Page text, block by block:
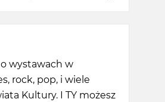
wystawach w
rock, pop, i wiele
Kultury. I TY możesz